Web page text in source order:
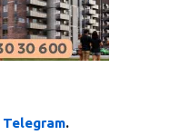
Telegram.